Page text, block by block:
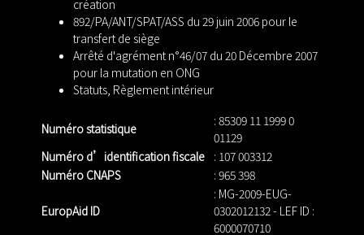
création
892/PA/ANT/SPAT/ASS du 29 juin 2006 pour le
transfert de siège
Arrêté d'agrément n°46/07 du 20 Décembre 2007
pour la mutation en ONG
Statuts Règlement intérieur
Numéro statistique
: 85309 11 1999 0
01129
Numéro d’identification fiscale : 107 003312
Numéro CNAPS
: 965 398
EuropAid ID
: MG-2009-EUG-
0302012132 - LEF ID :
6000070710